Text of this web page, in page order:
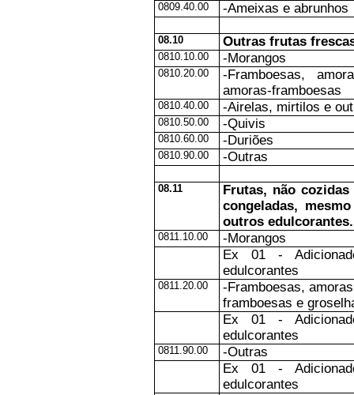
0809.40.00 -Ameixas e abrunhos
08.10 Outras frutas
0810.10.00 -Morangos
0810.20.00
-Framboesas,
amoras-framboesas
0810.40.00 -Airelas, mirtilos e
0810.50.00 -Quivis
0810.60.00 -Duriões
0810.90.00 -Outras
08.11
Frutas, não
congeladas,
outros edulcorantes.
0811.10.00
-Morangos
Ex 01 -
edulcorantes
0811.20.00
-Framboesas,
framboesas e
Ex 01 -
edulcorantes
0811.90.00
-Outras
Ex 01 -
edulcorantes